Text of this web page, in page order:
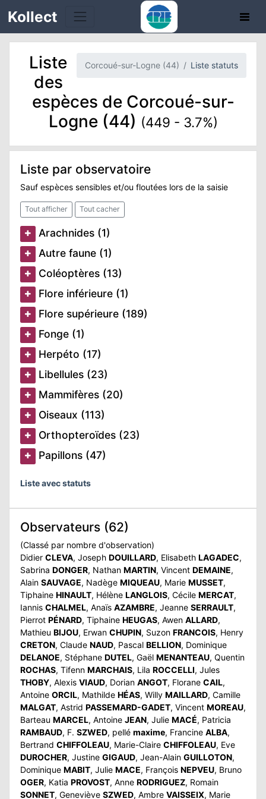
Kollect
Corcoué-sur-Logne (44) Liste statuts
Liste
des
espèces de Corcoué-sur-
Logne (44) (449 - 3.7%)
Liste par observatoire
Sauf espèces sensibles et/ou floutées lors de la saisie
Tout afficher Tout cacher
Arachnides (1)
Autre faune (1)
Coléoptères (13)
Flore inférieure (1)
Flore supérieure (189)
Fonge (1)
Herpéto (17)
Libellules (23)
Mammifères (20)
Oiseaux (113)
Orthopteroïdes (23)
Papillons (47)
Liste avec statuts
Observateurs (62)
(Classé par nombre d'observation)
Didier CLEVA, Joseph DOUILLARD, Elisabeth LAGADEC,
Sabrina DONGER, Nathan MARTIN, Vincent DEMAINE,
Alain SAUVAGE, Nadège MIQUEAU, Marie MUSSET,
Tiphaine HINAULT, Hélène LANGLOIS, Cécile MERCAT,
Iannis CHALMEL, Anaïs AZAMBRE, Jeanne SERRAULT,
Pierrot PÉNARD, Tiphaine HEUGAS, Awen ALLARD,
Mathieu BIJOU, Erwan CHUPIN, Suzon FRANCOIS, Henry
CRETON, Claude NAUD, Pascal BELLION, Dominique
DELANOE, Stéphane DUTEL, Gaël MENANTEAU, Quentin
ROCHAS, Tifenn MARCHAIS, Lila ROCCELLI, Jules
THOBY, Alexis VIAUD, Dorian ANGOT, Florane CAIL,
Antoine ORCIL, Mathilde HÉAS, Willy MAILLARD, Camille
MALGAT, Astrid PASSEMARD-GADET, Vincent MOREAU,
Barteau MARCEL, Antoine JEAN, Julie MACÉ, Patricia
RAMBAUD, F. SZWED, pellé maxime, Francine ALBA,
Bertrand CHIFFOLEAU, Marie-Claire CHIFFOLEAU, Eve
DUROCHER, Justine GIGAUD, Jean-Alain GUILLOTON,
Dominique MABIT, Julie MACE, François NEPVEU, Bruno
OGER, Katia PROVOST, Anne RODRIGUEZ, Romain
SONNET, Geneviève SZWED, Ambre VAISSEIX, Marie